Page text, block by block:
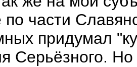
части
придумал
Серьёзного.